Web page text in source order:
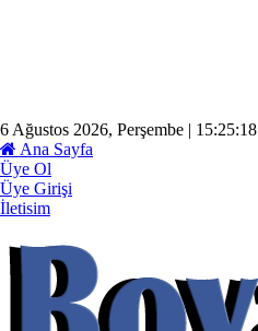
6 Ağustos 2026, Perşembe | 15:25:18
Ana Sayfa
Üye Ol
Üye Girişi
İletisim